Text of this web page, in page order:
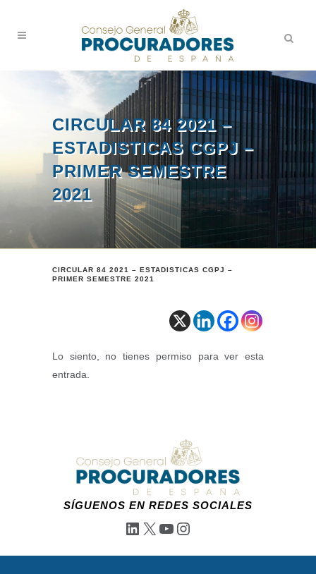
CIRCULAR 84 2021 –
ESTADISTICAS CGPJ –
PRIMER SEMESTRE
2021
CIRCULAR 84 2021 – ESTADISTICAS CGPJ –
PRIMER SEMESTRE 2021
Lo siento, no tienes permiso para ver esta
entrada.
SÍGUENOS EN REDES SOCIALES
LinkedIn
X YouTube
Instagram